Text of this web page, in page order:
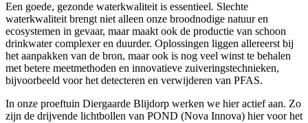
Een goede, gezonde waterkwaliteit is essentieel. Slechte
waterkwaliteit brengt niet alleen onze broodnodige natuur en
ecosystemen in gevaar, maar maakt ook de productie van schoon
drinkwater complexer en duurder. Oplossingen liggen allereerst bij
het aanpakken van de bron, maar ook is nog veel winst te behalen
met betere meetmethoden en innovatieve zuiveringstechnieken,
bijvoorbeeld voor het detecteren en verwijderen van PFAS.
In onze proeftuin Diergaarde Blijdorp werken we hier actief aan. Zo
zijn de drijvende lichtbollen van POND (Nova Innova) hier voor het